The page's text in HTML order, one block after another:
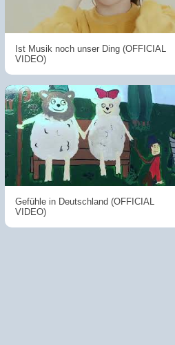
Ist Musik noch unser Ding (OFFICIAL
VIDEO)
Gefühle in Deutschland (OFFICIAL
VIDEO)